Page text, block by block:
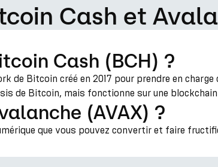
Cash et
Cash (BCH) ?
de Bitcoin créé en 2017 pour prendre en
de Bitcoin, mais fonctionne sur une
(AVAX) ?
que vous pouvez convertir et faire